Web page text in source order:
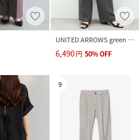
UNITED ARROWS green label relaxing
6,490円 50%OFF
9